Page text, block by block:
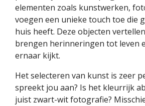
elementen zoals kunstwerken,
voegen een unieke touch toe die
huis heeft. Deze objecten
brengen herinneringen tot leven
ernaar kijkt.
Het selecteren van kunst is zeer
spreekt jou aan? Is het kleurrijk
juist zwart-wit fotografie?